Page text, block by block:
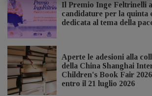
Il Premio Inge Feltrinelli
candidature per la quinta
dedicata al tema della
Aperte le adesioni alla
della China Shanghai
Children's Book Fair
entro il 21 luglio 2026